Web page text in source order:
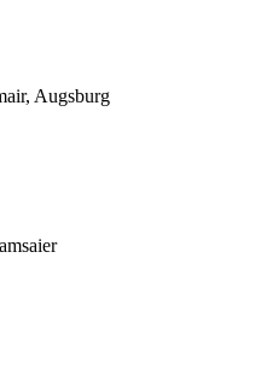
Augsburg